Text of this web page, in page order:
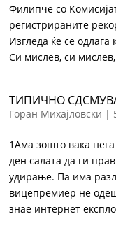
Филипче со
регистрираните
Изгледа ќе се
Си мислев, си
ТИПИЧНО
Горан Михајловски |
1Ама зошто вака
ден салата да ги
удирање. Па има
вицепремиер не
знае интернет